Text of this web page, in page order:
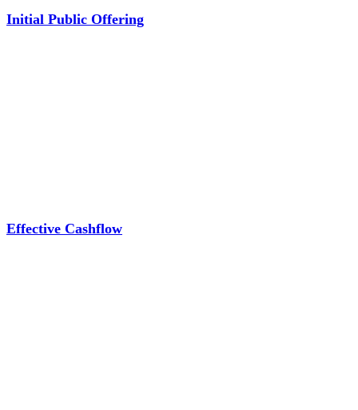
Initial Public Offering
Effective Cashflow